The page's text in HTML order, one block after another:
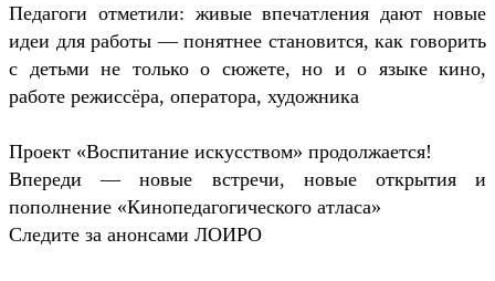
Педагоги отметили: живые впечатления дают новые
идеи для работы — понятнее становится, как говорить
с детьми не только о сюжете, но и о языке кино,
работе режиссёра, оператора, художника
Проект «Воспитание искусством» продолжается!
Впереди — новые встречи, новые открытия и
пополнение «Кинопедагогического атласа»
Следите за анонсами ЛОИРО